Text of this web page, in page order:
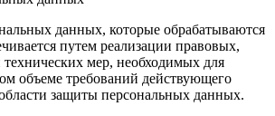
данных, которые обрабатываются
путем реализации правовых,
мер, необходимых для
объеме требований действующего
области защиты персональных данных.